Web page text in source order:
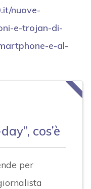
nuove-
e-trojan-di-
e-al-
cos’è
per